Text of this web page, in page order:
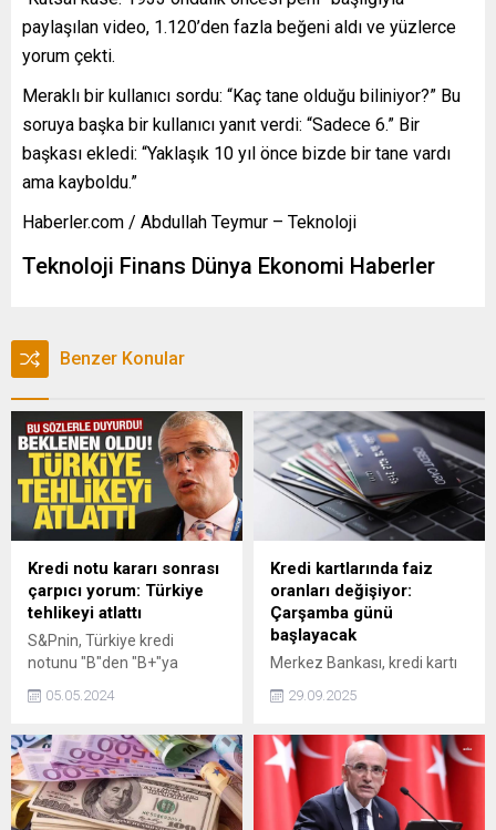
paylaşılan video, 1.120’den fazla beğeni aldı ve yüzlerce
yorum çekti.
Meraklı bir kullanıcı sordu: “Kaç tane olduğu biliniyor?” Bu
soruya başka bir kullanıcı yanıt verdi: “Sadece 6.” Bir
başkası ekledi: “Yaklaşık 10 yıl önce bizde bir tane vardı
ama kayboldu.”
Haberler.com / Abdullah Teymur – Teknoloji
Teknoloji Finans Dünya Ekonomi Haberler
Benzer Konular
Kredi notu kararı sonrası
çarpıcı yorum: Türkiye
tehlikeyi atlattı
S&Pnin, Türkiye kredi
notunu "B"den "B+"ya
uzmanlar Türkiye kararını
Yönetimi Gelişen Piyasalar
Kıdemli Stratejisti Timothy
Ash, "Türkiye ekonomi
cephesinde tehlikeyi atlattı"
05.05.2024
Kredi kartlarında faiz
oranları değişiyor:
Çarşamba günü
başlayacak
Merkez Bankası, kredi kartı
değişikliğe gidileceğini
işlemlerinde uygulanacak
faiz oranlarıyla ilgili
düzenlemeyi açıkladı. Yeni
uygulamanın 1 Ekim 2025
29.09.2025